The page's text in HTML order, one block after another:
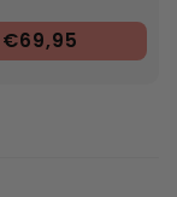
€69,95